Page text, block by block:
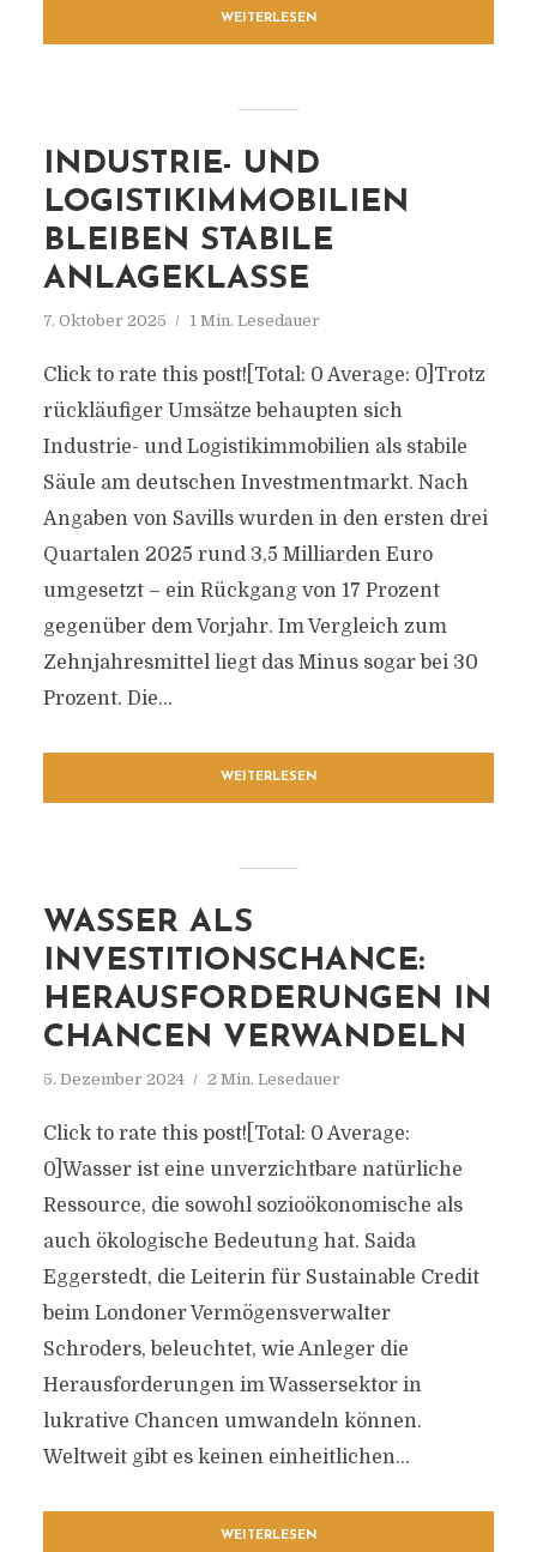
WEITERLESEN
INDUSTRIE- UND
LOGISTIKIMMOBILIEN
BLEIBEN STABILE
ANLAGEKLASSE
7. Oktober 2025 1 Min. Lesedauer
Click to rate this post![Total: 0 Average: 0]Trotz
rückläufiger Umsätze behaupten sich
Industrie- und Logistikimmobilien als stabile
Säule am deutschen Investmentmarkt. Nach
Angaben von Savills wurden in den ersten drei
Quartalen 2025 rund 3,5 Milliarden Euro
umgesetzt – ein Rückgang von 17 Prozent
gegenüber dem Vorjahr. Im Vergleich zum
Zehnjahresmittel liegt das Minus sogar bei 30
Prozent. Die...
WEITERLESEN
WASSER ALS
INVESTITIONSCHANCE:
HERAUSFORDERUNGEN IN
CHANCEN VERWANDELN
5. Dezember 2024 2 Min. Lesedauer
Click to rate this post![Total: 0 Average:
0]Wasser ist eine unverzichtbare natürliche
Ressource, die sowohl sozioökonomische als
auch ökologische Bedeutung hat. Saida
Eggerstedt, die Leiterin für Sustainable Credit
beim Londoner Vermögensverwalter
Schroders, beleuchtet, wie Anleger die
Herausforderungen im Wassersektor in
lukrative Chancen umwandeln können.
Weltweit gibt es keinen einheitlichen...
WEITERLESEN